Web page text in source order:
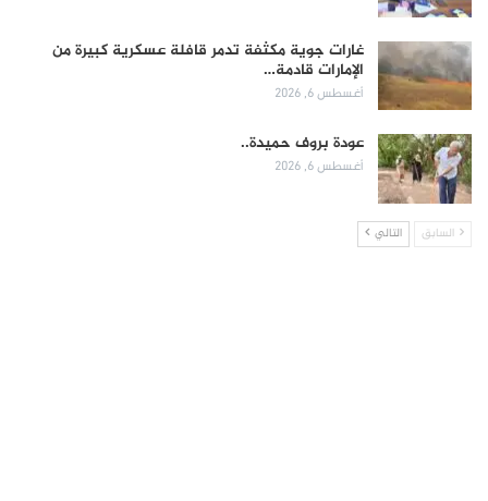
غارات جوية مكثفة تدمر قافلة عسكرية كبيرة من
الإمارات قادمة…
أغسطس 6, 2026
عودة بروف حميدة..
أغسطس 6, 2026
السابق التالي